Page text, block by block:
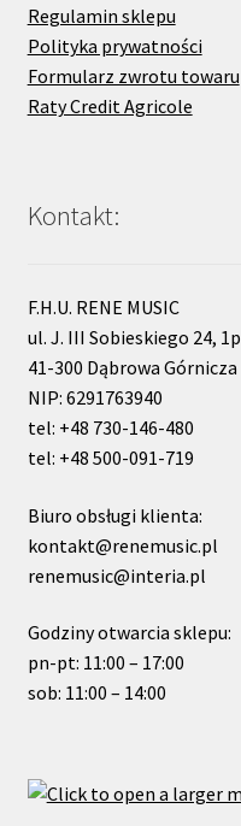
Regulamin sklepu
Polityka prywatności
Formularz zwrotu towaru
Raty Credit Agricole
Kontakt:
F.H.U. RENE MUSIC
ul. J. III Sobieskiego 24, 1p
41-300 Dąbrowa Górnicza
NIP: 6291763940
tel: +48 730-146-480
tel: +48 500-091-719
Biuro obsługi klienta:
kontakt@renemusic.pl
renemusic@interia.pl
Godziny otwarcia sklepu:
pn-pt: 11:00 – 17:00
sob: 11:00 – 14:00